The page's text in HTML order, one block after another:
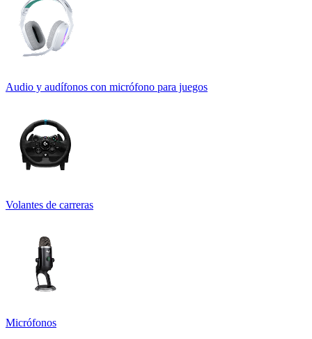
Audio y audífonos con micrófono para juegos
Volantes de carreras
Micrófonos